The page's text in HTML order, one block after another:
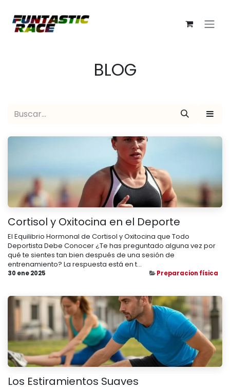
BLOG
Cortisol y Oxitocina en el Deporte
El Equilibrio Hormonal de Cortisol y Oxitocina que Todo
Deportista Debe Conocer ¿Te has preguntado alguna vez por
qué te sientes tan bien después de una sesión de
entrenamiento? La respuesta está en t...
30 ene 2025 Preparacion física
Los Estiramientos Suaves